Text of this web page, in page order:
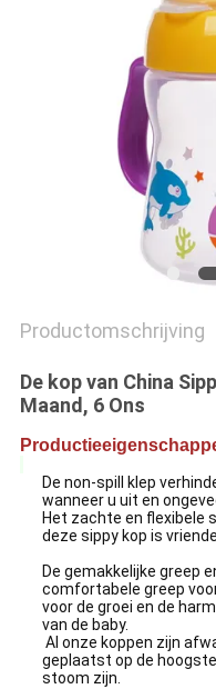
Productomschrijving
De kop van China
Maand, 6 Ons
De non-spill klep
wanneer u uit en
Het zachte en flexibele
deze sippy kop is
De gemakkelijke greep
comfortabele greep
voor de groei en de
van de baby.
Al onze koppen zijn
geplaatst op de
stoom zijn.